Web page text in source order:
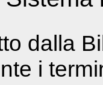
dalla
i